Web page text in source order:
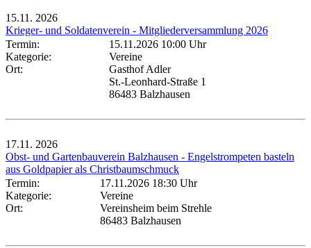
15.11. 2026
Krieger- und Soldatenverein - Mitgliederversammlung 2026
Termin:
15.11.2026 10:00 Uhr
Kategorie:
Vereine
Ort:
Gasthof Adler
St.-Leonhard-Straße 1
86483 Balzhausen
17.11. 2026
Obst- und Gartenbauverein Balzhausen - Engelstrompeten basteln
aus Goldpapier als Christbaumschmuck
Termin:
17.11.2026 18:30 Uhr
Kategorie:
Vereine
Ort:
Vereinsheim beim Strehle
86483 Balzhausen